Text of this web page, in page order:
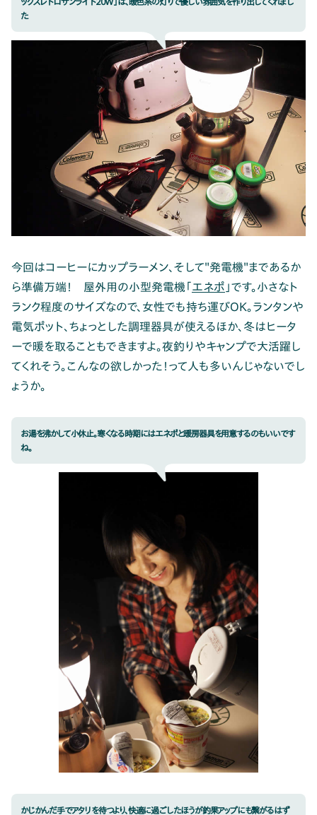
た
今回はコーヒーにカップラーメン、そして"発電機"まであるか
ら準備万端！ 屋外用の小型発電機「 エネポ 」です。小さなト
ランク程度のサイズなので、女性でも持ち運びOK。ランタンや
電気ポット、ちょっとした調理器具が使えるほか、冬はヒータ
ーで暖を取ることもできますよ。夜釣りやキャンプで大活躍し
てくれそう。こんなの欲しかった！って人も多いんじゃないでし
ょうか。
お湯を沸かして小休止。寒くなる時期にはエネポと暖房器具を用意するのもいいです
ね。
かじかんだ手でアタリを待つより、快適に過ごしたほうが釣果アップにも繋がるはず